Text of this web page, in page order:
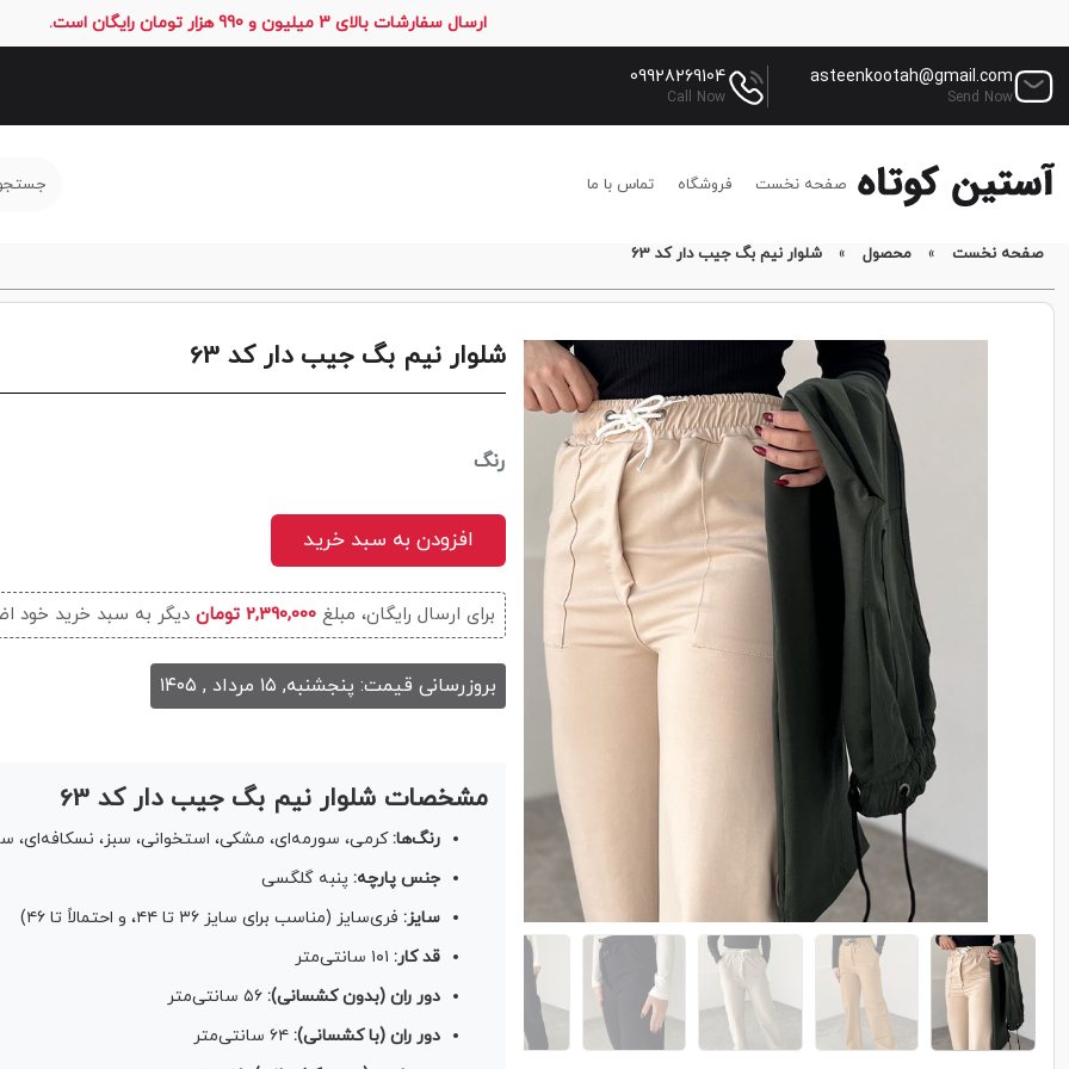
ارسال سفارشات بالای 3 میلیون و 990 هزار تومان رایگان است.
asteenkootah@gmail.com
Send Now
09928269104
Call Now
صفحه نخست فروشگاه تماس با ما
صفحه نخست » محصول » شلوار نیم بگ جیب دار کد 63
شلوار نیم بگ جیب دار کد 63
رنگ
افزودن به سبد خرید
برای ارسال رایگان، مبلغ2,390,000 تومان دیگر به سبد خرید خود
بروزرسانی قیمت: پنجشنبه, ۱۵ مرداد , ۱۴۰۵
مشخصات شلوار نیم بگ جیب دار کد 63
رنگ‌ها: کرمی، سورمه‌ای، مشکی، استخوانی، سبز، نسکافه‌ای،
جنس پارچه: پنبه گلگسی
سایز: فری‌سایز (مناسب برای سایز ۳۶ تا ۴۴، و احتمالاً تا ۴۶)
قد کار:
دور ران (بدون کشسانی): ۵۶ سانتی‌متر
دور ران (با کشسانی): ۶۴ سانتی‌متر